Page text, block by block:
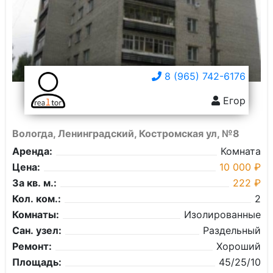
8 (965) 742-6176
Егор
Вологда, Ленинградский, Костромская ул, №8
Аренда:
Комната
Цена:
10 000 ₽
За кв. м.:
222 ₽
Кол. ком.:
2
Комнаты:
Изолированные
Сан. узел:
Раздельный
Ремонт:
Хороший
Площадь:
45/25/10